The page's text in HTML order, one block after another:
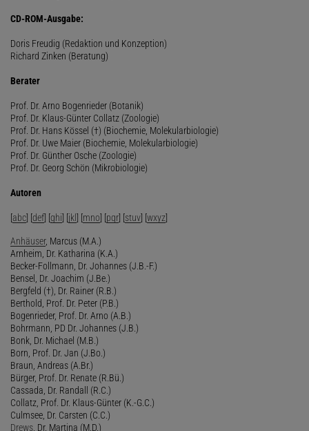
CD-ROM-Ausgabe:
Doris Freudig (Redaktion und Konzeption)
Richard Zinken (Beratung)
Berater
Prof. Dr. Arno Bogenrieder (Botanik)
Prof. Dr. Klaus-Günter Collatz (Zoologie)
Prof. Dr. Hans Kössel (†) (Biochemie, Molekularbiologie)
Prof. Dr. Uwe Maier (Biochemie, Molekularbiologie)
Prof. Dr. Günther Osche (Zoologie)
Prof. Dr. Georg Schön (Mikrobiologie)
Autoren
[abc] [def] [ghi] [jkl] [mno] [pqr] [stuv] [wxyz]
Anhäuser, Marcus (M.A.)
Arnheim, Dr. Katharina (K.A.)
Becker-Follmann, Dr. Johannes (J.B.-F.)
Bensel, Dr. Joachim (J.Be.)
Bergfeld (†), Dr. Rainer (R.B.)
Berthold, Prof. Dr. Peter (P.B.)
Bogenrieder, Prof. Dr. Arno (A.B.)
Bohrmann, PD Dr. Johannes (J.B.)
Bonk, Dr. Michael (M.B.)
Born, Prof. Dr. Jan (J.Bo.)
Braun, Andreas (A.Br.)
Bürger, Prof. Dr. Renate (R.Bü.)
Cassada, Dr. Randall (R.C.)
Collatz, Prof. Dr. Klaus-Günter (K.-G.C.)
Culmsee, Dr. Carsten (C.C.)
Drews , Dr. Martina (M.D.)